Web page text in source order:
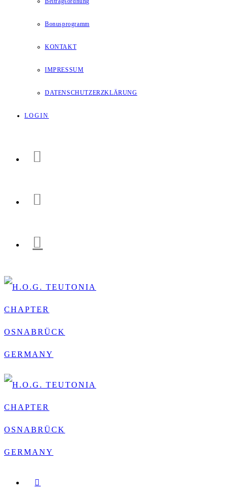
Bonusprogramm
KONTAKT
IMPRESSUM
DATENSCHUTZERZKLÄRUNG
LOGIN
WEBSITE-